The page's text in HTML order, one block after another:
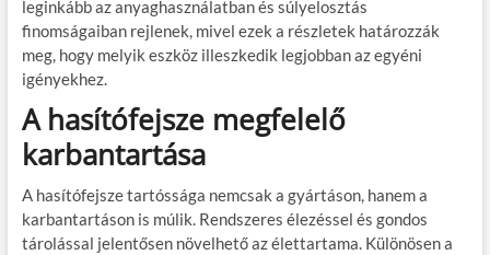
leginkább az anyaghasználatban és súlyelosztás
finomságaiban rejlenek, mivel ezek a részletek határozzák
meg, hogy melyik eszköz illeszkedik legjobban az egyéni
igényekhez.
A hasítófejsze megfelelő
karbantartása
A hasítófejsze tartóssága nemcsak a gyártáson, hanem a
karbantartáson is múlik. Rendszeres élezéssel és gondos
tárolással jelentősen növelhető az élettartama. Különösen a